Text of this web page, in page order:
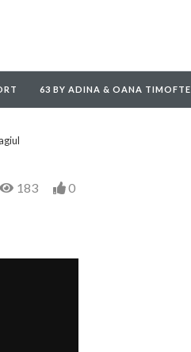
63 BY ADINA & OANA TIMOFTE
183 0